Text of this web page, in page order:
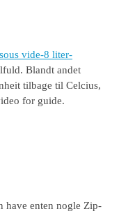
vide-8 liter-
Blandt andet
tilbage til Celcius,
for guide.
have enten nogle Zip-